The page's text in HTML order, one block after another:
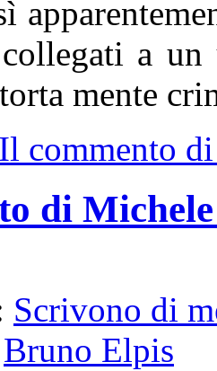
a un
mente
commento
di
Scrivono di
Bruno Elpis